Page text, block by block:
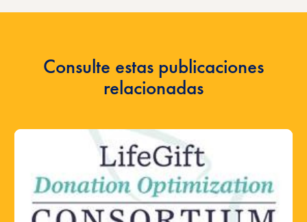
Consulte estas publicaciones
relacionadas